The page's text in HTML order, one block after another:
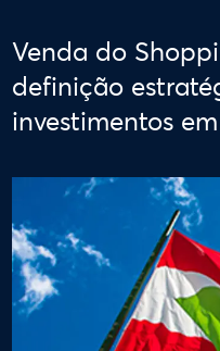
Venda do
definição
investimentos